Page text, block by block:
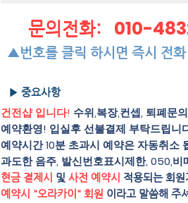
문의전화: 010-
▲번호를 클릭 하시면 즉시 전
▶ 중요사항
건전샵 입니다! 수위,복장,컨셉, 퇴폐문
예약환영! 입실후 선불결제 부탁드립니
예약시간 10분 초과시 예약은 자동취소
과도한 음주, 발신번호표시제한, 050,
현금 결제시 및 사전 예약시 적용되는 회
예약시 "오라카이" 회원 이라고 말씀해 주